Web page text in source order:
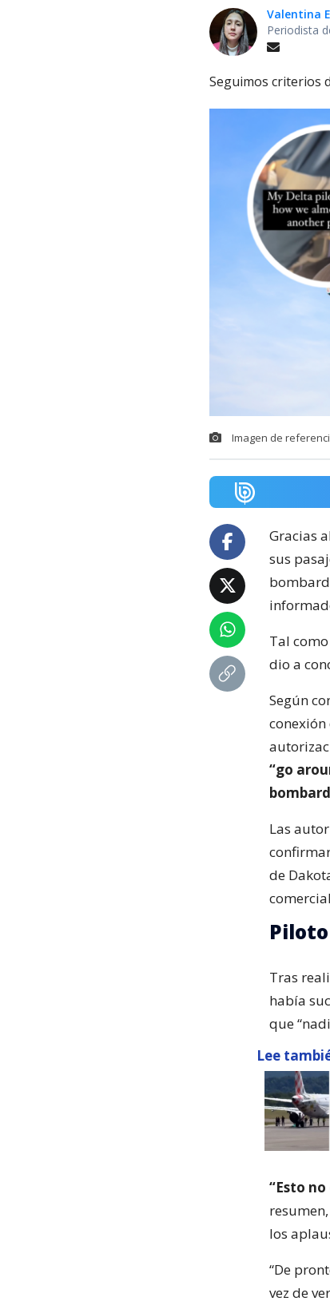
Valentina
Periodista
Seguimos criterios
Imagen de
Gracias
sus
Tal
dio a
Según
“go
Las
de
Tras
había
que
Lee
“Esto
resumen,
los
“De
vez de